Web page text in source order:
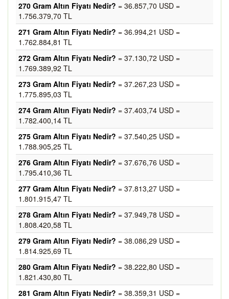
270 Gram Altın Fiyatı Nedir? = 36.857,70 USD =
1.756.379,70 TL
271 Gram Altın Fiyatı Nedir? = 36.994,21 USD =
1.762.884,81 TL
272 Gram Altın Fiyatı Nedir? = 37.130,72 USD =
1.769.389,92 TL
273 Gram Altın Fiyatı Nedir? = 37.267,23 USD =
1.775.895,03 TL
274 Gram Altın Fiyatı Nedir? = 37.403,74 USD =
1.782.400,14 TL
275 Gram Altın Fiyatı Nedir? = 37.540,25 USD =
1.788.905,25 TL
276 Gram Altın Fiyatı Nedir? = 37.676,76 USD =
1.795.410,36 TL
277 Gram Altın Fiyatı Nedir? = 37.813,27 USD =
1.801.915,47 TL
278 Gram Altın Fiyatı Nedir? = 37.949,78 USD =
1.808.420,58 TL
279 Gram Altın Fiyatı Nedir? = 38.086,29 USD =
1.814.925,69 TL
280 Gram Altın Fiyatı Nedir? = 38.222,80 USD =
1.821.430,80 TL
281 Gram Altın Fiyatı Nedir? = 38.359,31 USD =